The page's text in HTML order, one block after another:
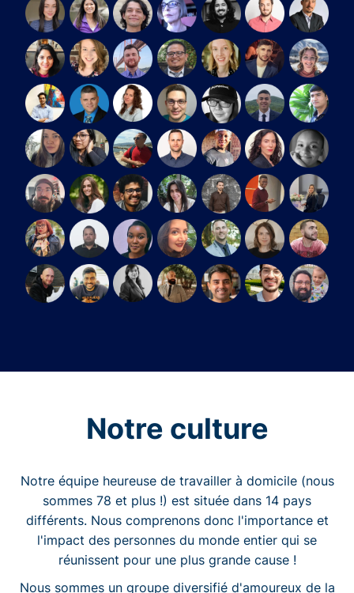
Notre culture
Notre équipe heureuse de travailler à domicile (nous
sommes 78 et plus !) est située dans 14 pays
différents. Nous comprenons donc l'importance et
l'impact des personnes du monde entier qui se
réunissent pour une plus grande cause !
Nous sommes un groupe diversifié d'amoureux de la